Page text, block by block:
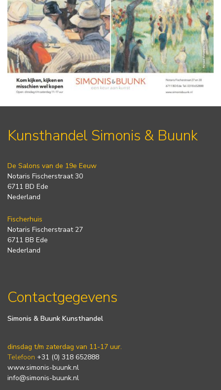
Kunsthandel Simonis & Buunk
De Salons van de 19e Eeuw
Notaris Fischerstraat 30
6711 BD Ede
Nederland
Fischerhuis
Notaris Fischerstraat 27
6711 BB Ede
Nederland
Contactgegevens
Simonis & Buunk Kunsthandel
dinsdag t/m zaterdag van 11-17 uur.
Telefoon +31 (0) 318 652888
www.simonis-buunk.nl
info@simonis-buunk.nl